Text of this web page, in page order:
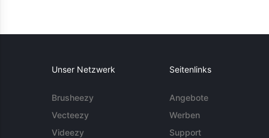
Unser Netzwerk
Brusheezy
Vecteezy
Videezy
Seitenlinks
Angebote
Werben
Support